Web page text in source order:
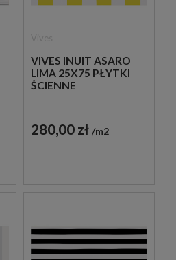
VIVES INUIT ASARO
LIMA 25X75 PŁYTKI
ŚCIENNE
280,00 zł m2